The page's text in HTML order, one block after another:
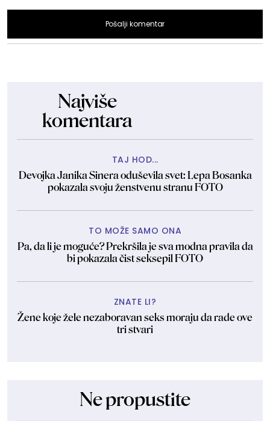
Pošalji komentar
Najviše
komentara
TAJ HOD...
Devojka Janika Sinera oduševila svet: Lepa Bosanka
pokazala svoju ženstvenu stranu FOTO
TO MOŽE SAMO ONA
Pa, da li je moguće? Prekršila je sva modna pravila da
bi pokazala čist seksepil FOTO
ZNATE LI?
Žene koje žele nezaboravan seks moraju da rade ove
tri stvari
Ne propustite